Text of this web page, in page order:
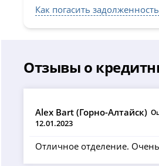
Как погасить
Отзывы о
Alex Bart (Горно-Алтайск)
12.01.2023
Отличное отделение.